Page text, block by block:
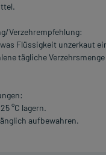
Verzehrempfehlung:
Flüssigkeit unzerkaut
tägliche
°C lagern.
aufbewahren.